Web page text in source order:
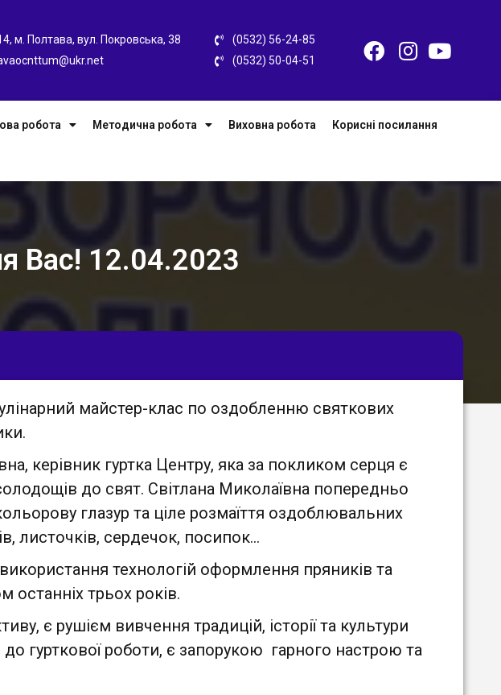
м. Полтава, вул. Покровська, 38
(0532) 56-24-85
(0532) 50-04-51
робота Методична робота Виховна робота Корисні посилання
Вас! 12.04.2023
майстер-клас по оздобленню святкових
керівник гуртка Центру, яка за покликом серця є
до свят. Світлана Миколаївна попередньо
глазур та ціле розмаїття оздоблювальних
листочків, сердечок, посипок…
технологій оформлення пряників та
останніх трьох років.
є рушієм вивчення традицій, історії та культури
гурткової роботи, є запорукою гарного настрою та